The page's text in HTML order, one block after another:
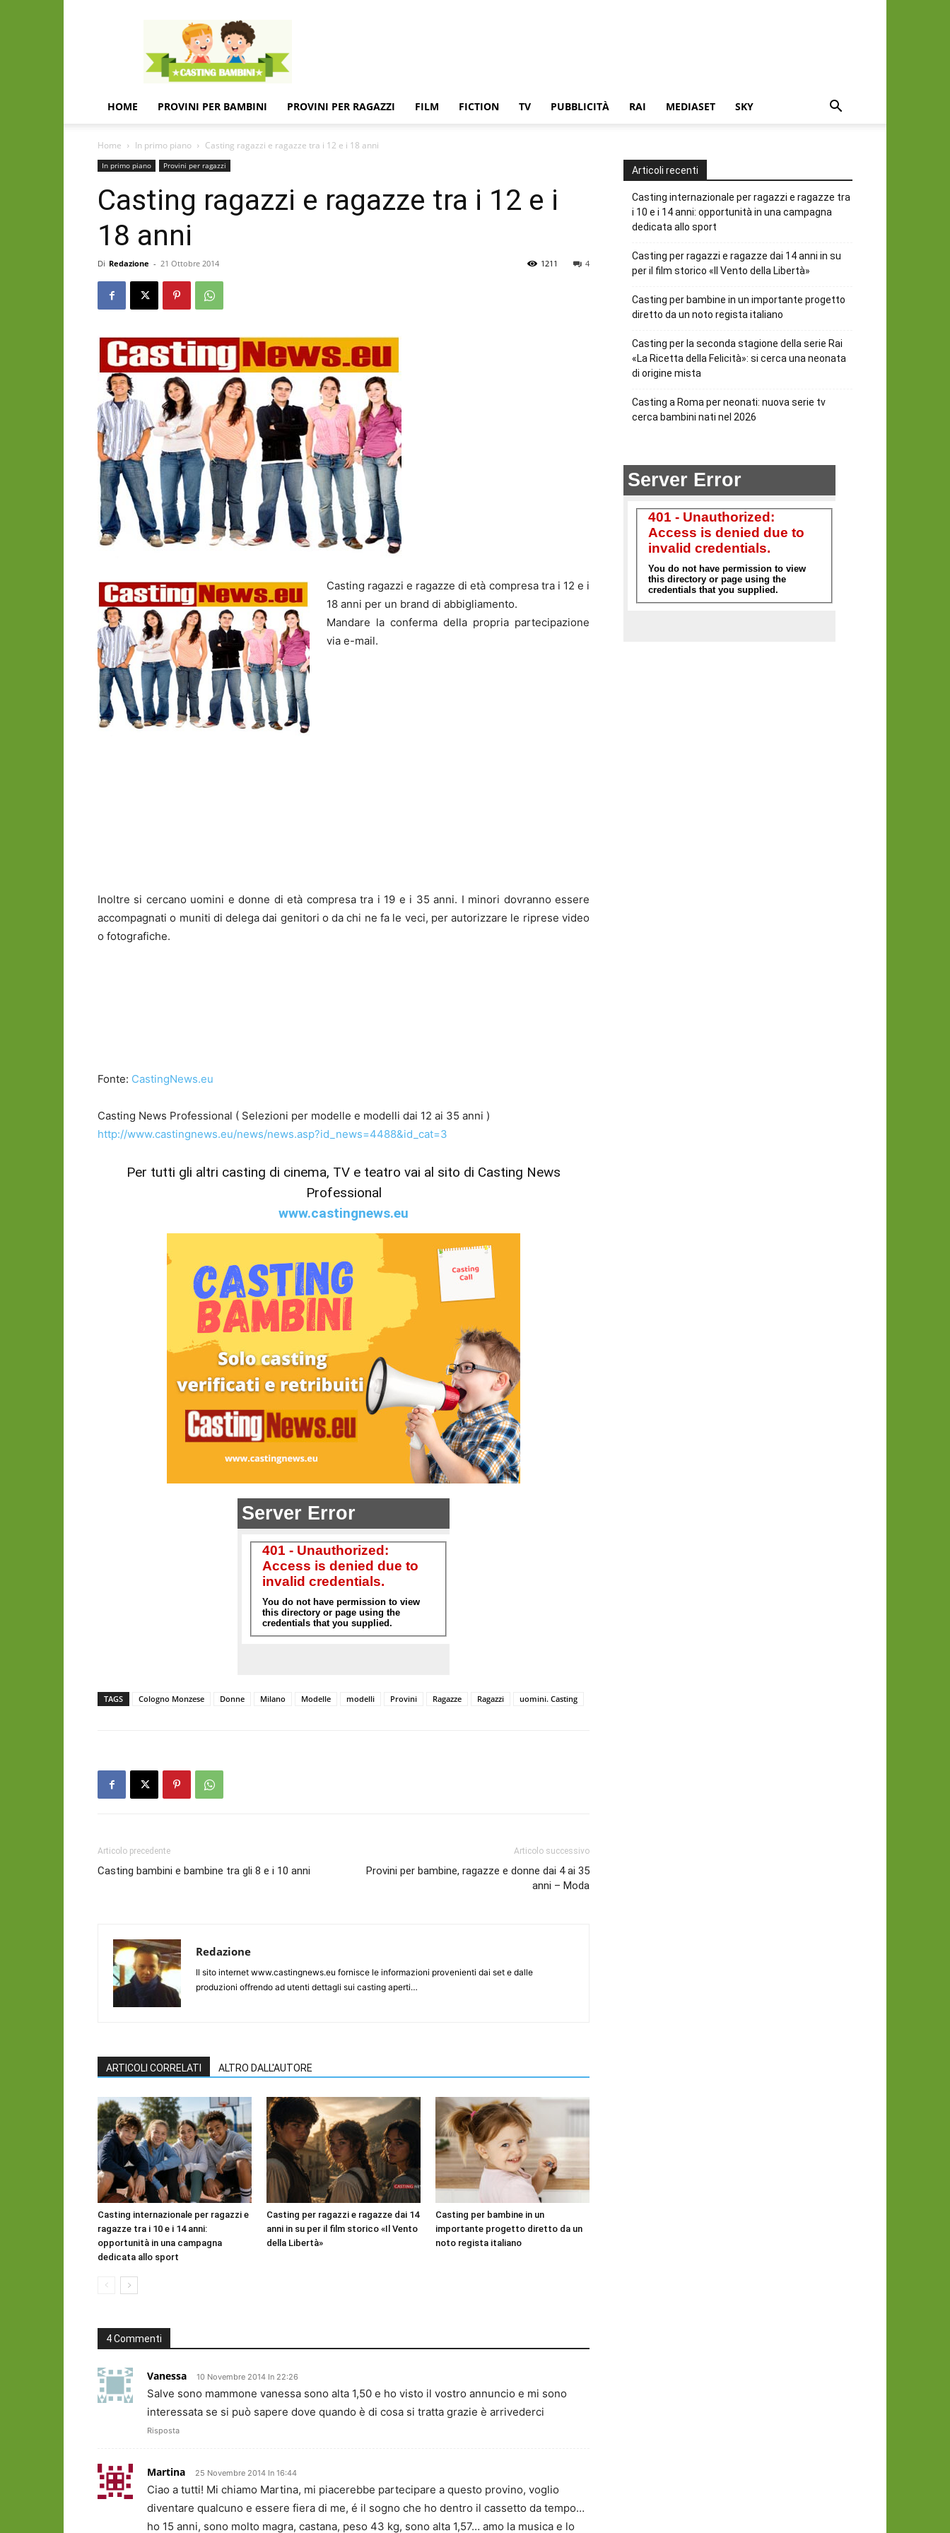
Casting
e
provini
per
bambini
e
HOME PROVINI PER BAMBINI PROVINI PER RAGAZZI FILM FICTION TV PUBBLICITÀ RAI MEDIASET SKY
Home In primo piano Casting ragazzi e ragazze tra i 12 e i 18 anni
In primo piano Provini per ragazzi
Casting ragazzi e ragazze tra i 12 e i
18 anni
Di Redazione - 21 Ottobre 2014 4
1211
Casting ragazzi e ragazze di età compresa tra i 12 e i
18 anni per un brand di abbigliamento.
Mandare la conferma della propria partecipazione
via e-mail.
Inoltre si cercano uomini e donne di età compresa tra i 19 e i 35 anni. I minori dovranno essere
accompagnati o muniti di delega dai genitori o da chi ne fa le veci, per autorizzare le riprese video
o fotografiche.
Fonte: CastingNews.eu
Casting News Professional ( Selezioni per modelle e modelli dai 12 ai 35 anni )
http://www.castingnews.eu/news/news.asp?id_news=4488&id_cat=3
Per tutti gli altri casting di cinema, TV e teatro vai al sito di Casting News
Professional
www.castingnews.eu
TAGS Cologno Monzese Donne Milano Modelle modelli Provini Ragazze Ragazzi uomini. Casting
Articolo precedente
Casting bambini e bambine tra gli 8 e i 10 anni
Articolo successivo
Provini per bambine, ragazze e donne dai 4 ai 35
anni – Moda
Redazione
Il sito internet www.castingnews.eu fornisce le informazioni provenienti dai set e dalle
produzioni offrendo ad utenti dettagli sui casting aperti…
ARTICOLI CORRELATI ALTRO DALL'AUTORE
Casting internazionale per ragazzi e
ragazze tra i 10 e i 14 anni:
opportunità in una campagna
dedicata allo sport
Casting per ragazzi e ragazze dai 14
anni in su per il film storico «Il Vento
della Libertà»
Casting per bambine in un
importante progetto diretto da un
noto regista italiano
4 Commenti
Vanessa 10 Novembre 2014 In 22:26
Salve sono mammone vanessa sono alta 1,50 e ho visto il vostro annuncio e mi sono
interessata se si può sapere dove quando è di cosa si tratta grazie è arrivederci
Risposta
Martina 25 Novembre 2014 In 16:44
Ciao a tutti! Mi chiamo Martina, mi piacerebbe partecipare a questo provino, voglio
diventare qualcuno e essere fiera di me, é il sogno che ho dentro il cassetto da tempo…
ho 15 anni, sono molto magra, castana, peso 43 kg, sono alta 1,57… amo la musica e lo
Articoli recenti
Casting internazionale per ragazzi e ragazze tra
i 10 e i 14 anni: opportunità in una campagna
dedicata allo sport
Casting per ragazzi e ragazze dai 14 anni in su
per il film storico «Il Vento della Libertà»
Casting per bambine in un importante progetto
diretto da un noto regista italiano
Casting per la seconda stagione della serie Rai
«La Ricetta della Felicità»: si cerca una neonata
di origine mista
Casting a Roma per neonati: nuova serie tv
cerca bambini nati nel 2026